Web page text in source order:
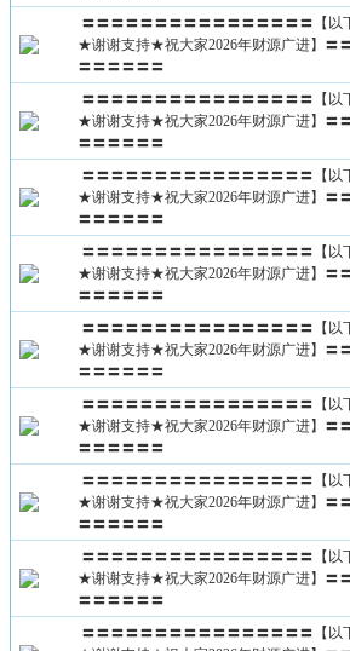
〓〓〓〓〓〓〓〓〓〓〓〓〓〓〓〓【以
★谢谢支持★祝大家2026年财源广进】〓
〓〓〓〓〓〓
〓〓〓〓〓〓〓〓〓〓〓〓〓〓〓〓【以
★谢谢支持★祝大家2026年财源广进】〓
〓〓〓〓〓〓
〓〓〓〓〓〓〓〓〓〓〓〓〓〓〓〓【以
★谢谢支持★祝大家2026年财源广进】〓
〓〓〓〓〓〓
〓〓〓〓〓〓〓〓〓〓〓〓〓〓〓〓【以
★谢谢支持★祝大家2026年财源广进】〓
〓〓〓〓〓〓
〓〓〓〓〓〓〓〓〓〓〓〓〓〓〓〓【以
★谢谢支持★祝大家2026年财源广进】〓
〓〓〓〓〓〓
〓〓〓〓〓〓〓〓〓〓〓〓〓〓〓〓【以
★谢谢支持★祝大家2026年财源广进】〓
〓〓〓〓〓〓
〓〓〓〓〓〓〓〓〓〓〓〓〓〓〓〓【以
★谢谢支持★祝大家2026年财源广进】〓
〓〓〓〓〓〓
〓〓〓〓〓〓〓〓〓〓〓〓〓〓〓〓【以
★谢谢支持★祝大家2026年财源广进】〓
〓〓〓〓〓〓
〓〓〓〓〓〓〓〓〓〓〓〓〓〓〓〓【以